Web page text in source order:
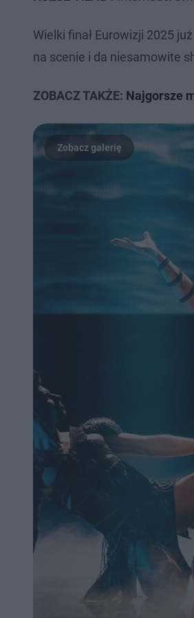
Wielki finał Eurowizji 2025
na scenie i da niesamowite
ZOBACZ TAKŻE: Najgorsze